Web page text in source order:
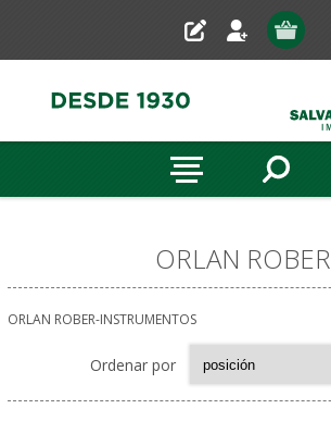
ORLAN ROBER
ORLAN ROBER-INSTRUMENTOS
Ordenar por